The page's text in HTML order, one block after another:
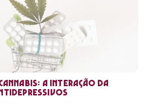
a interação da